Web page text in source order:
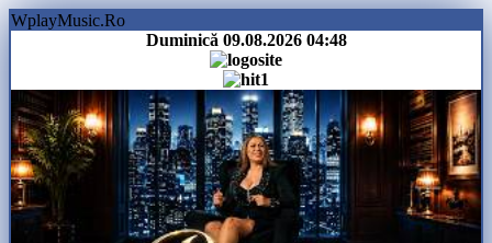
WplayMusic.Ro
Duminică 09.08.2026 04:48